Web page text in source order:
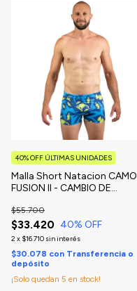
Malla Short Natacion CAMO
FUSION II - CAMBIO DE
$33.420
$55.700
40% OFF
2 x $16.710 sin interés
40% OFF ÚLTIMAS UNIDADES
$30.078 con Transferencia o
depósito
¡Solo quedan 5 en stock!